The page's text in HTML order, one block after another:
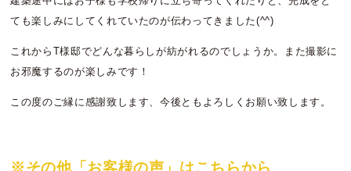
ても楽しみにしてくれていたのが伝わってきました(^^)
これからT様邸でどんな暮らしが紡がれるのでしょうか。また撮影に
お邪魔するのが楽しみです！
この度のご縁に感謝致します、今後ともよろしくお願い致します。
※その他「お客様の声」はこちらから